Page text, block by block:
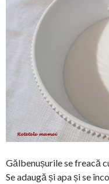
Gălbenușurile se freacă
Se adaugă și apa și se